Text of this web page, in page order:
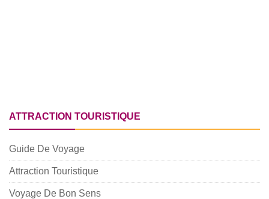
ATTRACTION TOURISTIQUE
Guide De Voyage
Attraction Touristique
Voyage De Bon Sens